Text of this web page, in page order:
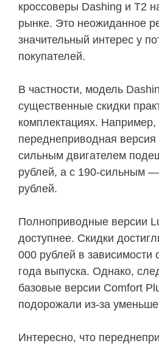
кроссоверы Dashing и T2
рынке. Это неожиданное
значительный интерес у
покупателей.
В частности, модель
существенные скидки
комплектациях. Например,
переднеприводная
сильным двигателем
рублей, а с 190-сильным
рублей.
Полноприводные версии
доступнее. Скидки
000 рублей в зависимости
года выпуска. Однако,
базовые версии Comfort
подорожали из-за
Интересно, что